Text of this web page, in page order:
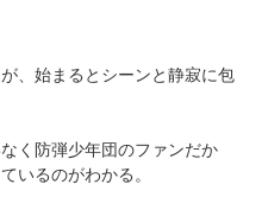
、始まるとシーンと静寂に包
く防弾少年団のファンだか
いるのがわかる。